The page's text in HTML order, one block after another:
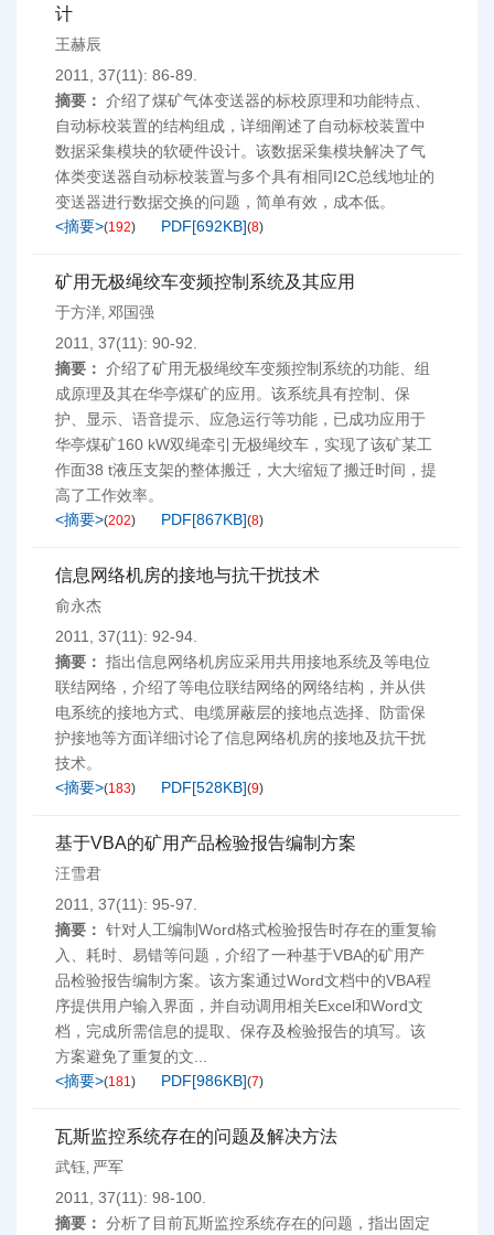
计
王赫辰
2011, 37(11): 86-89.
摘要： 介绍了煤矿气体变送器的标校原理和功能特点、
自动标校装置的结构组成，详细阐述了自动标校装置中
数据采集模块的软硬件设计。该数据采集模块解决了气
体类变送器自动标校装置与多个具有相同I2C总线地址的
变送器进行数据交换的问题，简单有效，成本低。
<摘要>(192) PDF[692KB](8)
矿用无极绳绞车变频控制系统及其应用
于方洋, 邓国强
2011, 37(11): 90-92.
摘要： 介绍了矿用无极绳绞车变频控制系统的功能、组
成原理及其在华亭煤矿的应用。该系统具有控制、保
护、显示、语音提示、应急运行等功能，已成功应用于
华亭煤矿160 kW双绳牵引无极绳绞车，实现了该矿某工
作面38 t液压支架的整体搬迁，大大缩短了搬迁时间，提
高了工作效率。
<摘要>(202) PDF[867KB](8)
信息网络机房的接地与抗干扰技术
俞永杰
2011, 37(11): 92-94.
摘要： 指出信息网络机房应采用共用接地系统及等电位
联结网络，介绍了等电位联结网络的网络结构，并从供
电系统的接地方式、电缆屏蔽层的接地点选择、防雷保
护接地等方面详细讨论了信息网络机房的接地及抗干扰
技术。
<摘要>(183) PDF[528KB](9)
基于VBA的矿用产品检验报告编制方案
汪雪君
2011, 37(11): 95-97.
摘要： 针对人工编制Word格式检验报告时存在的重复输
入、耗时、易错等问题，介绍了一种基于VBA的矿用产
品检验报告编制方案。该方案通过Word文档中的VBA程
序提供用户输入界面，并自动调用相关Excel和Word文
档，完成所需信息的提取、保存及检验报告的填写。该
方案避免了重复的文...
<摘要>(181) PDF[986KB](7)
瓦斯监控系统存在的问题及解决方法
武钰, 严军
2011, 37(11): 98-100.
摘要： 分析了目前瓦斯监控系统存在的问题，指出固定